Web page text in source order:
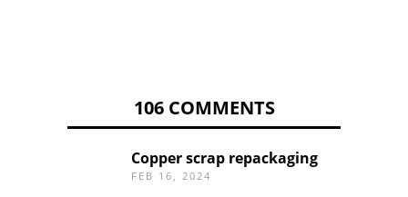
106 COMMENTS
Copper scrap repackaging
FEB 16, 2024